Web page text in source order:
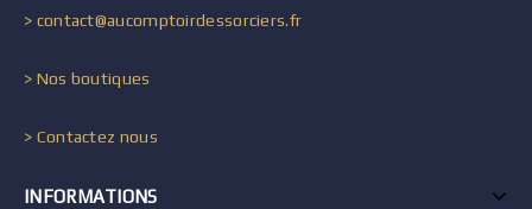
> contact@aucomptoirdessorciers.fr
> Nos boutiques
> Contactez nous
INFORMATIONS